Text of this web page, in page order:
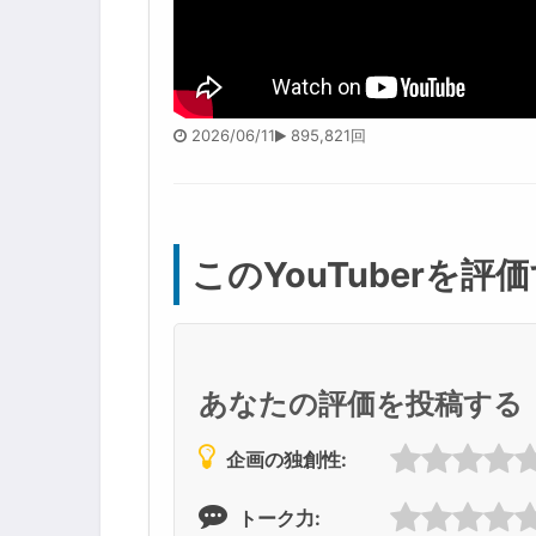
2026/06/11 895,821回
このYouTuberを評
あなたの評価を投稿する
企画の独創性:
トーク力: